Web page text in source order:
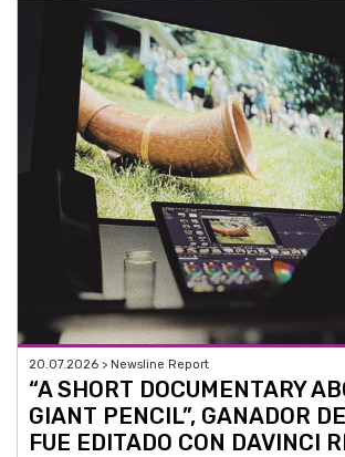
20.07.2026 > Newsline Report
“A SHORT DOCUMENTARY
GIANT PENCIL”, GANADOR
FUE EDITADO CON DAVINCI